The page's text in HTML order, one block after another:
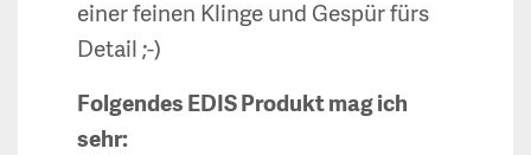
einer feinen Klinge und Gespür fürs
Detail ;-)
Folgendes EDIS Produkt mag ich
sehr: